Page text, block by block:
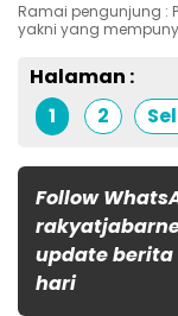
Ramai pengunjung :
yakni yang
Halaman :
1
2
Follow
update
hari